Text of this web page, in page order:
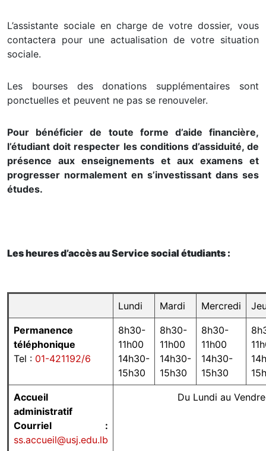
L’assistante sociale en charge de votre dossier, vous
contactera pour une actualisation de votre situation
sociale.
Les bourses des donations supplémentaires sont
ponctuelles et peuvent ne pas se renouveler.
Pour bénéficier de toute forme d’aide financière,
l’étudiant doit respecter les conditions d’assiduité, de
présence aux enseignements et aux examens et
progresser normalement en s’investissant dans ses
études.
Les heures d’accès au Service social étudiants :
Lundi Mardi Mercredi
Permanence
téléphonique
Tel : 01-421192/6
8h30-
11h00
14h30-
15h30
8h30-
11h00
14h30-
15h30
8h30-
11h00
14h30-
15h30
Accueil
administratif
Courriel :
ss.accueil@usj.edu.lb
Du Lundi au